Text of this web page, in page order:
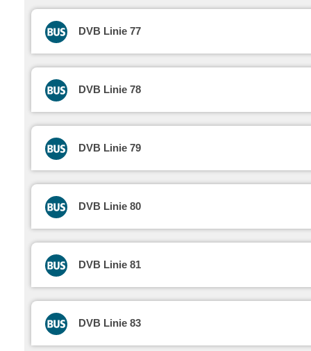
DVB Linie 77
DVB Linie 78
DVB Linie 79
DVB Linie 80
DVB Linie 81
DVB Linie 83